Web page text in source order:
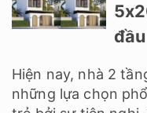
Hiện nay, nhà 2
những lựa chọn